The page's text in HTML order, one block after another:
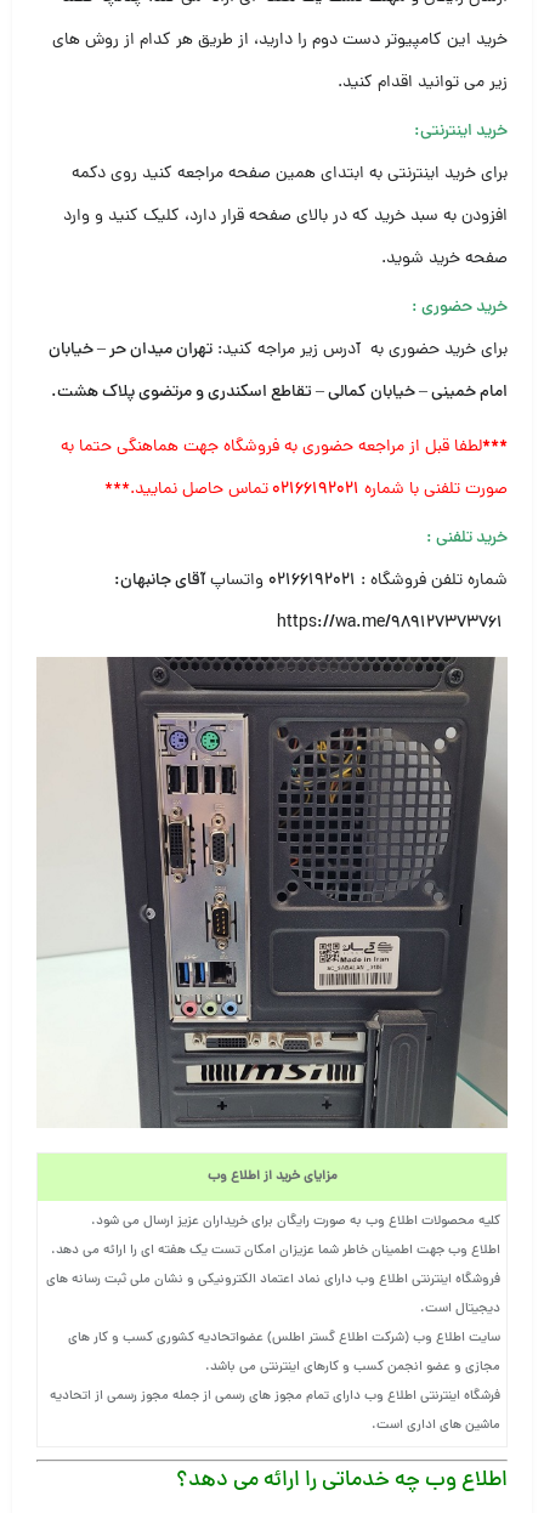
خرید این کامپیوتر دست دوم را دارید، از طریق هر کدام از روش های
زیر می توانید اقدام کنید.
خرید اینترنتی:
برای خرید اینترنتی به ابتدای همین صفحه مراجعه کنید روی دکمه
افزودن به سبد خرید که در بالای صفحه قرار دارد، کلیک کنید و وارد
صفحه خرید شوید.
خرید حضوری:
برای خرید حضوری به آدرس زیر مراجه کنید: تهران میدان حر – خیابان
امام خمینی – خیابان کمالی – تقاطع اسکندری و مرتضوی پلاک هشت.
***لطفا قبل از مراجعه حضوری به فروشگاه جهت هماهنگی حتما به
صورت تلفنی با شماره ۰۲۱۶۶۱۹۲۰۲۱تماس حاصل نمایید.***
خرید تلفنی:
شماره تلفن فروشگاه : ۰۲۱۶۶۱۹۲۰۲۱ واتساپآقای جانبهان:
https://wa.me/989127373761
مزایای خرید از اطلاع وب
کلیه محصولات اطلاع وب به صورت رایگان برای خریداران عزیز ارسال می شود.
اطلاع وب جهت اطمینان خاطر شما عزیزان امکان تست یک هفته ای را ارائه می دهد.
فروشگاه اینترنتی اطلاع وب دارای نماد اعتماد الکترونیکی و نشان ملی ثبت رسانه های
دیجیتال است.
سایت اطلاع وب (شرکت اطلاع گستر اطلس) عضواتحادیه کشوری کسب و کار های
مجازی و عضو انجمن کسب و کارهای اینترنتی می باشد.
فرشگاه اینترنتی اطلاع وب دارای تمام مجوز های رسمی از جمله مجوز رسمی از اتحادیه
ماشین های اداری است.
اطلاع وب چه خدماتی را ارائه می دهد؟